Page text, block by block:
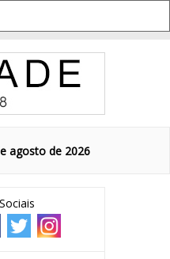
agosto de 2026